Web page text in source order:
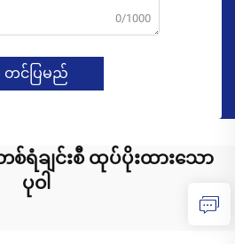
0/1000
တင်ပြမည်
စ်ရံချင်းစီ ထုပ်ပိုးထားသော
ပုဝါ